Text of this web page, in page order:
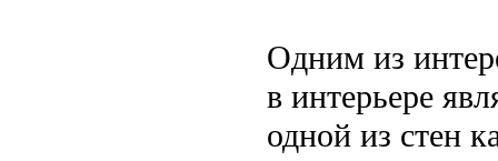
Одним из
в интерьере
одной из стен